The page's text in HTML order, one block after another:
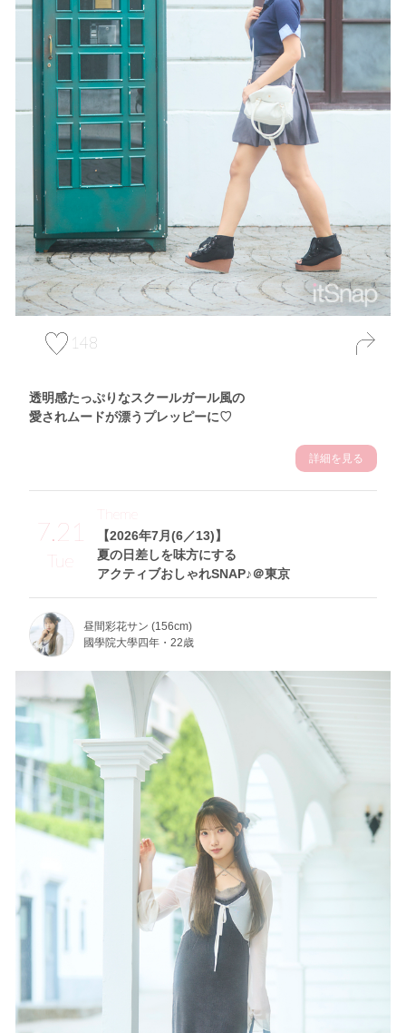
148
透明感たっぷりなスクールガール風の
愛されムードが漂うプレッピーに♡
詳細を見る
7.21
Tue
【2026年7月(6／13)】
夏の日差しを味方にする
アクティブおしゃれSNAP♪＠東京
Theme
昼間彩花サン (156cm)
國學院大學四年・22歳